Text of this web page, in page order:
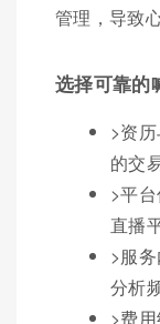
管理，导致
选择可靠的
>资
的交
>平
直播
>服
分析
>费